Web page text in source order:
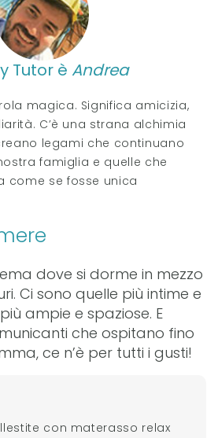
Tutor è Andrea
magica. Significa amicizia,
C’è una strana alchimia
legami che continuano
famiglia e quelle che
come se fosse unica
dove si dorme in mezzo
Ci sono quelle più intime e
ampie e spaziose. E
che ospitano fino
ce n’è per tutti i gusti!
con materasso relax